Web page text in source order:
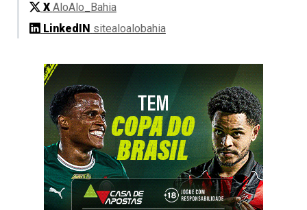
X AloAlo_Bahia
LinkedIN sitealoalobahia